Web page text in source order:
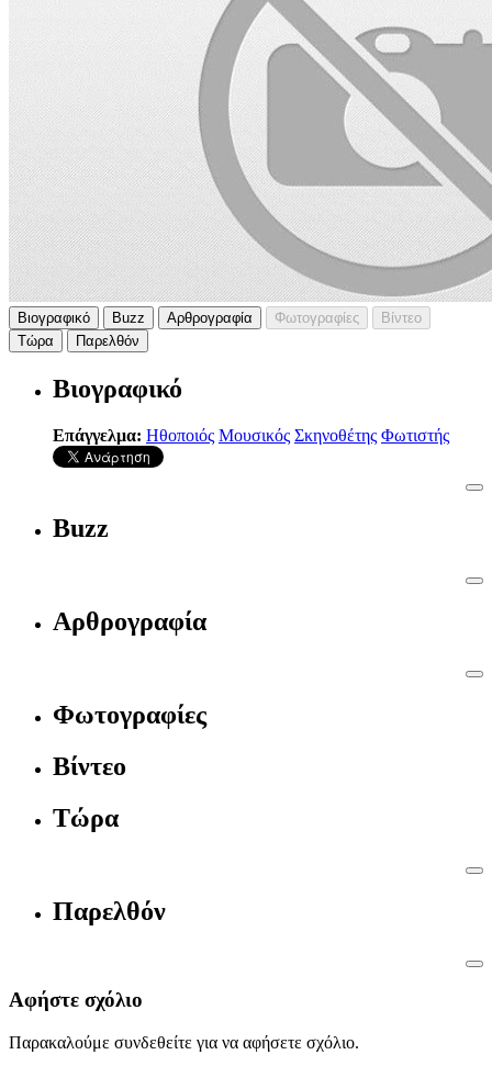
Βιογραφικό Buzz Αρθρογραφία Φωτογραφίες
Βίντεο
Τώρα
Παρελθόν
Βιογραφικό
Επάγγελμα: Ηθοποιός Μουσικός Σκηνοθέτης Φωτιστής
Buzz
Αρθρογραφία
Φωτογραφίες
Βίντεο
Τώρα
Παρελθόν
Αφήστε σχόλιο
Παρακαλούμε συνδεθείτε για να αφήσετε σχόλιο.